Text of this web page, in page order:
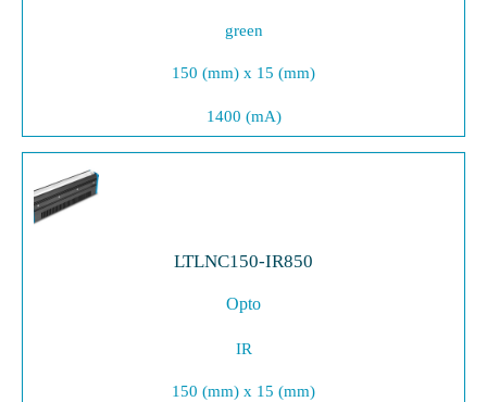
green
150 (mm) x 15 (mm)
1400 (mA)
LTLNC150-IR850
Opto
IR
150 (mm) x 15 (mm)